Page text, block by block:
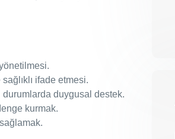
ifade etmesi.
durumlarda duygusal destek.
kurmak.